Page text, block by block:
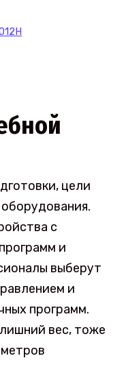
цели
с
и
выберут
и
программ.
вес, тоже